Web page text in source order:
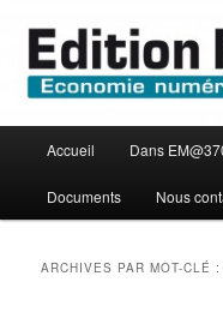
contenu
principal
contenu
secondaire
Edition
principal
Accueil Dans
Documents Nous
ARCHIVES PAR MOT-CLÉ :